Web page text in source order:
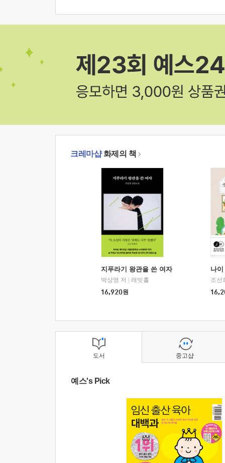
크레마샵화제의 책
지푸라기 왕관을 쓴 여자
박상영 저
래빗홀
16,920원
나
조선
도서
예스's Pick
중고샵